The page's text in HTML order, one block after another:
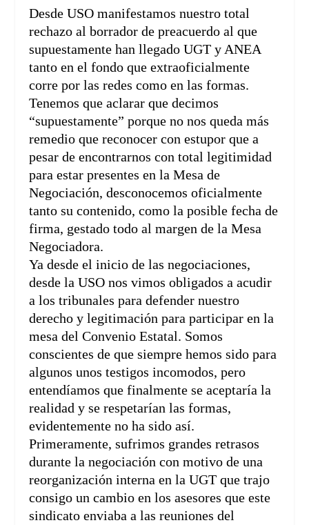
Desde USO manifestamos nuestro total
rechazo al borrador de preacuerdo al que
supuestamente han llegado UGT y ANEA
tanto en el fondo que extraoficialmente
corre por las redes como en las formas.
Tenemos que aclarar que decimos
“supuestamente” porque no nos queda más
remedio que reconocer con estupor que a
pesar de encontrarnos con total legitimidad
para estar presentes en la Mesa de
Negociación, desconocemos oficialmente
tanto su contenido, como la posible fecha de
firma, gestado todo al margen de la Mesa
Negociadora.
Ya desde el inicio de las negociaciones,
desde la USO nos vimos obligados a acudir
a los tribunales para defender nuestro
derecho y legitimación para participar en la
mesa del Convenio Estatal. Somos
conscientes de que siempre hemos sido para
algunos unos testigos incomodos, pero
entendíamos que finalmente se aceptaría la
realidad y se respetarían las formas,
evidentemente no ha sido así.
Primeramente, sufrimos grandes retrasos
durante la negociación con motivo de una
reorganización interna en la UGT que trajo
consigo un cambio en los asesores que este
sindicato enviaba a las reuniones del